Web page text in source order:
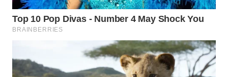
WN
KARO
SIMALUNGUN